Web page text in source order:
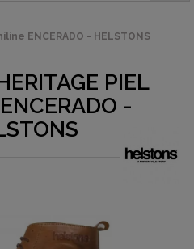
ENCERADO - HELSTONS
PIEL
-